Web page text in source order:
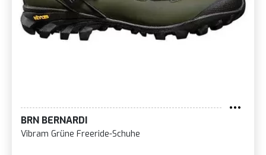
BRN BERNARDI
Vibram Grüne Freeride-Schuhe